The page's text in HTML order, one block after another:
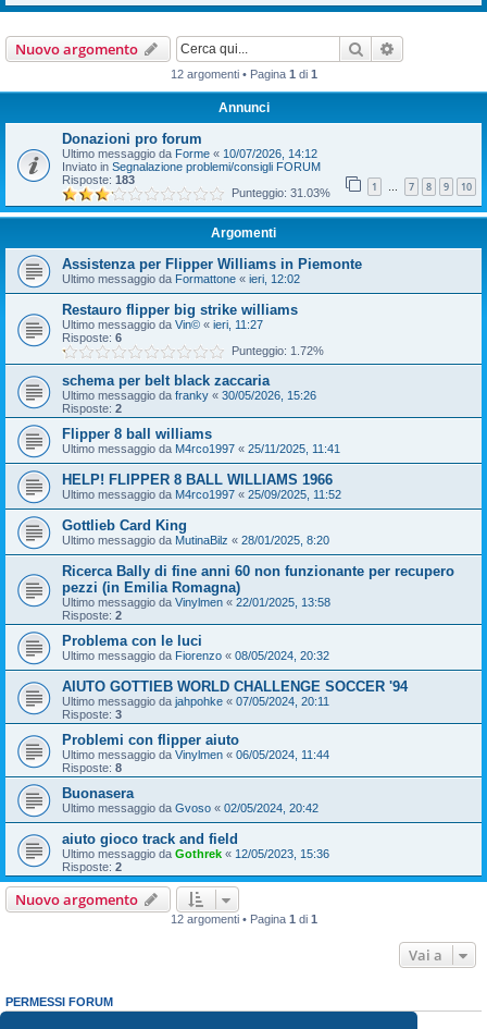
Nuovo argomento Cerca
12 argomenti • Pagina 1 di 1
Annunci
Donazioni pro forum
Ultimo messaggio da Forme « 10/07/2026, 14:12
Inviato in Segnalazione problemi/consigli FORUM
Risposte: 183 1 … 7 8 9 10
Punteggio: 31.03%
Argomenti
Assistenza per Flipper Williams in Piemonte
Ultimo messaggio da Formattone « ieri, 12:02
Restauro flipper big strike williams
Ultimo messaggio da Vin© « ieri, 11:27
Risposte: 6
Punteggio: 1.72%
schema per belt black zaccaria
Ultimo messaggio da franky « 30/05/2026, 15:26
Risposte: 2
Flipper 8 ball williams
Ultimo messaggio da M4rco1997 « 25/11/2025, 11:41
HELP! FLIPPER 8 BALL WILLIAMS 1966
Ultimo messaggio da M4rco1997 « 25/09/2025, 11:52
Gottlieb Card King
Ultimo messaggio da MutinaBilz « 28/01/2025, 8:20
Ricerca Bally di fine anni 60 non funzionante per recupero
pezzi (in Emilia Romagna)
Ultimo messaggio da Vinylmen « 22/01/2025, 13:58
Risposte: 2
Problema con le luci
Ultimo messaggio da Fiorenzo « 08/05/2024, 20:32
AIUTO GOTTIEB WORLD CHALLENGE SOCCER '94
Ultimo messaggio da jahpohke « 07/05/2024, 20:11
Risposte: 3
Problemi con flipper aiuto
Ultimo messaggio da Vinylmen « 06/05/2024, 11:44
Risposte: 8
Buonasera
Ultimo messaggio da Gvoso « 02/05/2024, 20:42
aiuto gioco track and field
Ultimo messaggio da Gothrek « 12/05/2023, 15:36
Risposte: 2
Nuovo argomento
12 argomenti • Pagina 1 di 1
Vai a
PERMESSI FORUM